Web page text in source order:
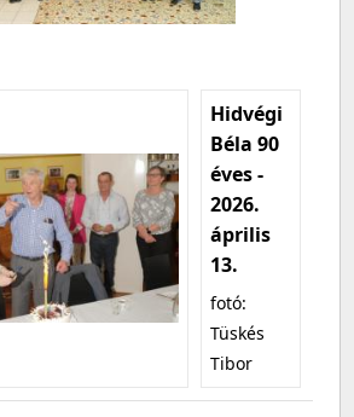
Hidvégi
Béla 90
éves -
2026.
április
13.
fotó:
Tüskés
Tibor